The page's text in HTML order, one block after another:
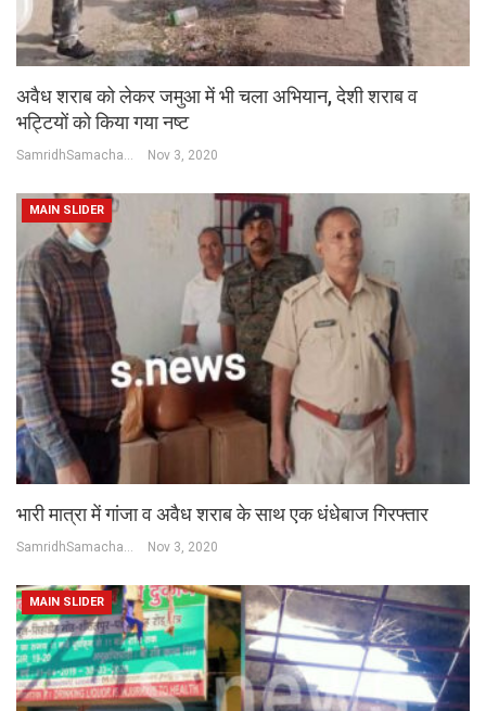
अवैध शराब को लेकर जमुआ में भी चला अभियान, देशी शराब व
भट्टियों को किया गया नष्ट
SamridhSamachar Desk Nov 3, 2020
MAIN SLIDER
भारी मात्रा में गांजा व अवैध शराब के साथ एक धंधेबाज गिरफ्तार
Nov 3, 2020
MAIN SLIDER